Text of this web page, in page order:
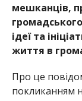
мешканців,
ідеї та
життя в
Про це
покликанням